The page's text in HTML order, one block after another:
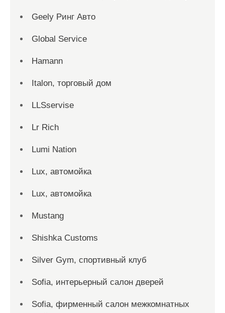
Geely Ринг Авто
Global Service
Hamann
Italon, торговый дом
LLSservise
Lr Rich
Lumi Nation
Lux, автомойка
Lux, автомойка
Mustang
Shishka Customs
Silver Gym, спортивный клуб
Sofia, интерьерный салон дверей
Sofia, фирменный салон межкомнатных